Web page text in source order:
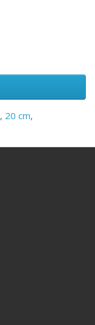
, 20 cm,